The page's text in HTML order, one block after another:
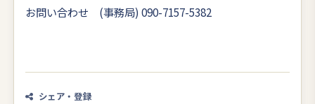
お問い合わせ (事務局) 090-7157-5382
シェア・登録